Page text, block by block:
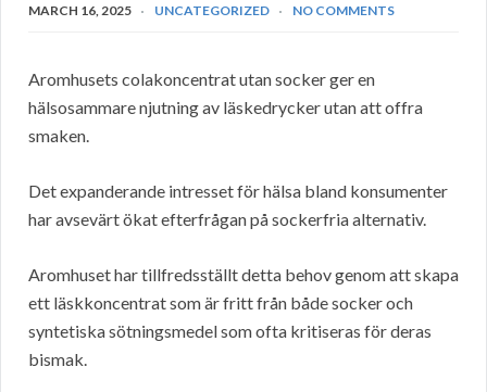
MARCH 16, 2025 UNCATEGORIZED NO COMMENTS
Aromhusets colakoncentrat utan socker ger en
hälsosammare njutning av läskedrycker utan att offra
smaken.
Det expanderande intresset för hälsa bland konsumenter
har avsevärt ökat efterfrågan på sockerfria alternativ.
Aromhuset har tillfredsställt detta behov genom att skapa
ett läskkoncentrat som är fritt från både socker och
syntetiska sötningsmedel som ofta kritiseras för deras
bismak.